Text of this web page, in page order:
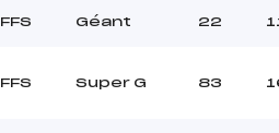
FFS Géant 22
FFS Super G 83